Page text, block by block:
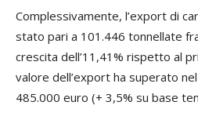
Complessivamente, l’export di
stato pari a 101.446 tonnellate
crescita dell’11,41% rispetto al
valore dell’export ha superato
485.000 euro (+ 3,5% su base